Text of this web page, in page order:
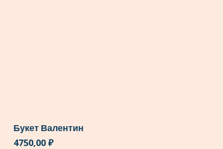
Букет Валентин
4750,00 ₽